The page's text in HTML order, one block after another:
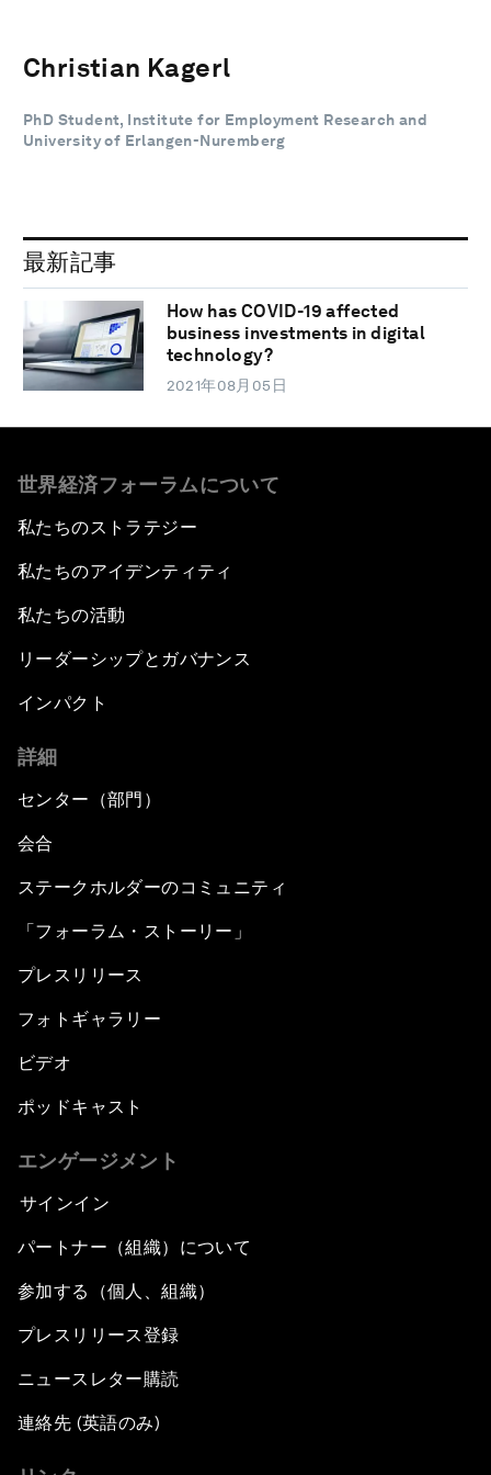
Christian Kagerl
PhD Student, Institute for Employment Research and
University of Erlangen-Nuremberg
最新記事
How has COVID-19 affected
business investments in digital
technology?
2021年08月05日
世界経済フォーラムについて
私たちのストラテジー
私たちのアイデンティティ
私たちの活動
リーダーシップとガバナンス
インパクト
詳細
センター（部門）
会合
ステークホルダーのコミュニティ
「フォーラム・ストーリー」
プレスリリース
フォトギャラリー
ビデオ
ポッドキャスト
エンゲージメント
サインイン
パートナー（組織）について
参加する（個人、組織）
プレスリリース登録
ニュースレター購読
連絡先 (英語のみ)